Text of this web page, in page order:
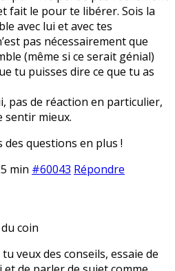
fait le pour te libérer. Sois la
avec lui et avec tes
pas nécessairement que
(même si ce serait génial)
tu puisses dire ce que tu as
pas de réaction en particulier,
sentir mieux.
des questions en plus !
min #60043 Répondre
coin
veux des conseils, essaie de